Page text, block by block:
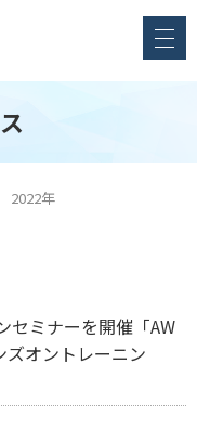
2022年
セミナーを開催「AW
オントレーニン